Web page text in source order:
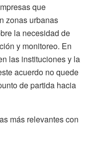
que
zonas urbanas
la necesidad de
y monitoreo. En
las instituciones y la
acuerdo no quede
de partida hacia
más relevantes con